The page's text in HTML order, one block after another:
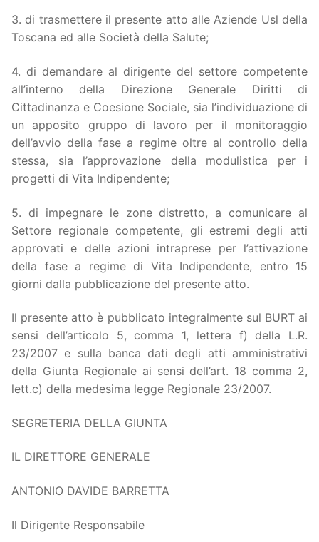
3. di trasmettere il presente atto alle Aziende Usl della
Toscana ed alle Società della Salute;
4. di demandare al dirigente del settore competente
all’interno della Direzione Generale Diritti di
Cittadinanza e Coesione Sociale, sia l’individuazione di
un apposito gruppo di lavoro per il monitoraggio
dell’avvio della fase a regime oltre al controllo della
stessa, sia l’approvazione della modulistica per i
progetti di Vita Indipendente;
5. di impegnare le zone distretto, a comunicare al
Settore regionale competente, gli estremi degli atti
approvati e delle azioni intraprese per l’attivazione
della fase a regime di Vita Indipendente, entro 15
giorni dalla pubblicazione del presente atto.
Il presente atto è pubblicato integralmente sul BURT ai
sensi dell’articolo 5, comma 1, lettera f) della L.R.
23/2007 e sulla banca dati degli atti amministrativi
della Giunta Regionale ai sensi dell’art. 18 comma 2,
lett.c) della medesima legge Regionale 23/2007.
SEGRETERIA DELLA GIUNTA
IL DIRETTORE GENERALE
ANTONIO DAVIDE BARRETTA
Il Dirigente Responsabile